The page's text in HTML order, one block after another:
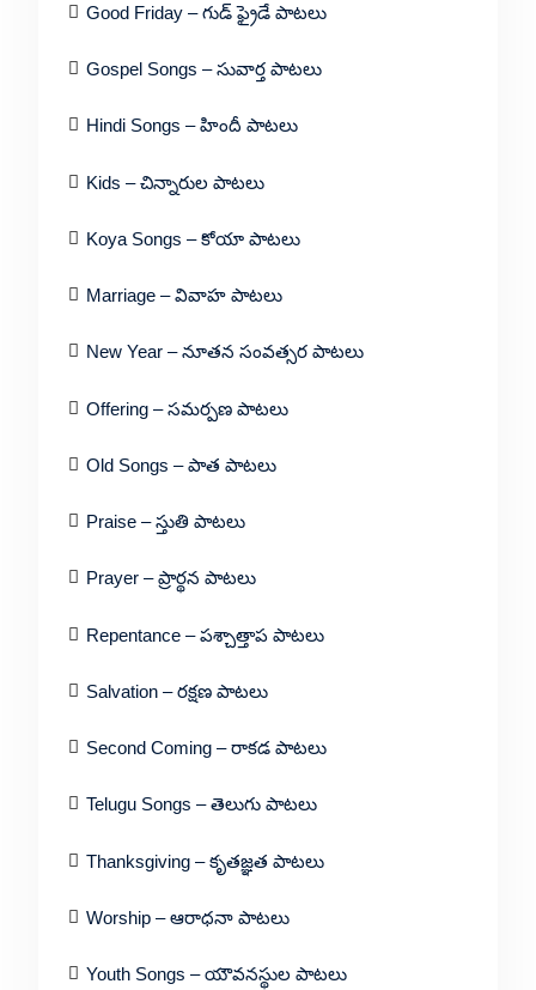
Good Friday – గుడ్ ఫ్రైడే పాటలు
Gospel Songs – సువార్త పాటలు
Hindi Songs – హిందీ పాటలు
Kids – చిన్నారుల పాటలు
Koya Songs – కోయా పాటలు
Marriage – వివాహ పాటలు
New Year – నూతన సంవత్సర పాటలు
Offering – సమర్పణ పాటలు
Old Songs – పాత పాటలు
Praise – స్తుతి పాటలు
Prayer – ప్రార్థన పాటలు
Repentance – పశ్చాత్తాప పాటలు
Salvation – రక్షణ పాటలు
Second Coming – రాకడ పాటలు
Telugu Songs – తెలుగు పాటలు
Thanksgiving – కృతజ్ఞత పాటలు
Worship – ఆరాధనా పాటలు
Youth Songs – యౌవనస్థుల పాటలు